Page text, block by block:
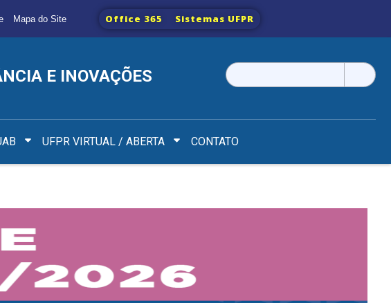
Mapa do Site Office 365 Sistemas UFPR
E INOVAÇÕES
Pesquisar
por:
UFPR VIRTUAL / ABERTA CONTATO